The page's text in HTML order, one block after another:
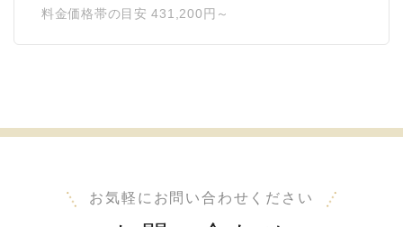
料金価格帯の目安 431,200円～
お気軽にお問い合わせください